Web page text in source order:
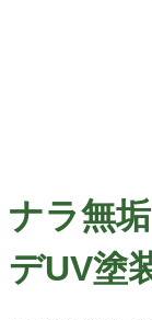
ナラ無
デUV塗